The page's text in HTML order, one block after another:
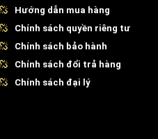
Hướng dẫn mua hàng
Chính sách quyền riêng tư
Chính sách bảo hành
Chính sách đổi trả hàng
Chính sách đại lý